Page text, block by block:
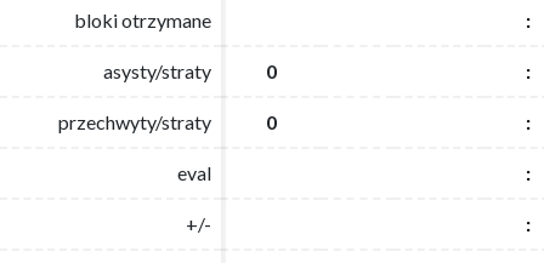
bloki otrzymane :
asysty/straty 0 :
przechwyty/straty 0 :
eval :
+/- :
bloki otrzymane :
asysty/straty 0 :
przechwyty/straty 0 :
eval :
+/- :